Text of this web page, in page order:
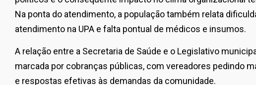
Na ponta do atendimento, a população também relata
atendimento na UPA e falta pontual de médicos e insumos.
A relação entre a Secretaria de Saúde e o Legislativo
marcada por cobranças públicas, com vereadores pedindo
e respostas efetivas às demandas da comunidade.